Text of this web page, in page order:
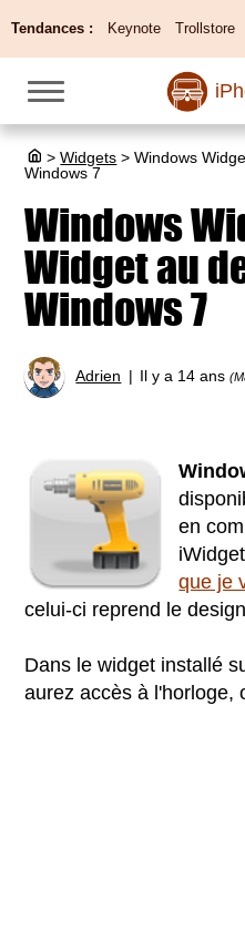
Tendances : Keynote Trollstore
> Widgets > Windows
Windows 7
Windows
Widget au
Windows 7
Adrien Il y a 14 ans
en
que je
celui-ci reprend le
Dans le widget installé
aurez accès à l'horloge,